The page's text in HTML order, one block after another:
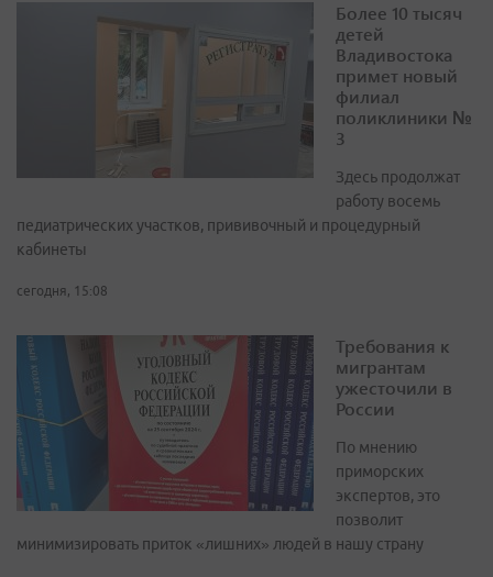
Более 10 тысяч
детей
Владивостока
примет новый
филиал
поликлиники №
3
Здесь продолжат
работу восемь
педиатрических участков, прививочный и процедурный
кабинеты
сегодня, 15:08
Требования к
мигрантам
ужесточили в
России
По мнению
приморских
экспертов, это
позволит
минимизировать приток «лишних» людей в нашу страну